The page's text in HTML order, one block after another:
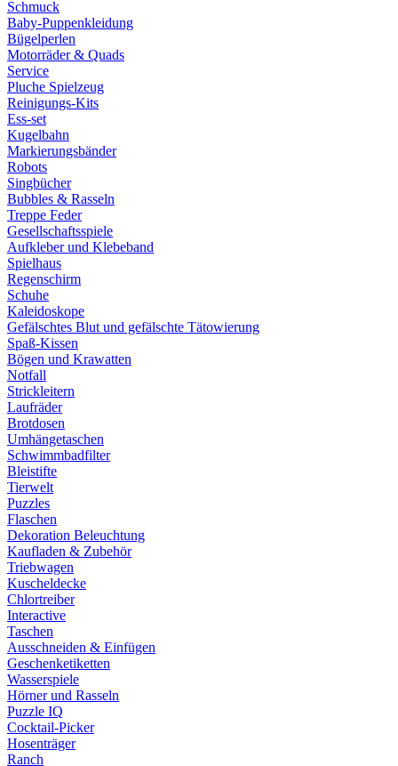
Schmuck
Baby-Puppenkleidung
Bügelperlen
Motorräder & Quads
Service
Pluche Spielzeug
Reinigungs-Kits
Ess-set
Kugelbahn
Markierungsbänder
Robots
Singbücher
Bubbles & Rasseln
Treppe Feder
Gesellschaftsspiele
Aufkleber und Klebeband
Spielhaus
Regenschirm
Schuhe
Kaleidoskope
Gefälschtes Blut und gefälschte Tätowierung
Spaß-Kissen
Bögen und Krawatten
Notfall
Strickleitern
Laufräder
Brotdosen
Umhängetaschen
Schwimmbadfilter
Bleistifte
Tierwelt
Puzzles
Flaschen
Dekoration Beleuchtung
Kaufladen & Zubehör
Triebwagen
Kuscheldecke
Chlortreiber
Interactive
Taschen
Ausschneiden & Einfügen
Geschenketiketten
Wasserspiele
Hörner und Rasseln
Puzzle IQ
Cocktail-Picker
Hosenträger
Ranch